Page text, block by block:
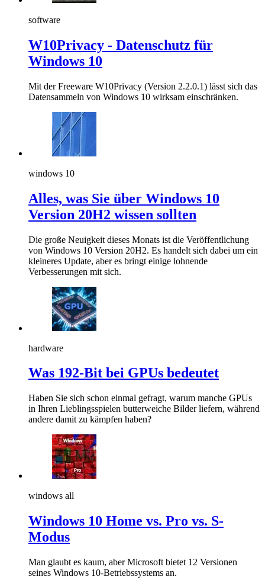
software
W10Privacy - Datenschutz für
Windows 10
Mit der Freeware W10Privacy (Version 2.2.0.1) lässt sich das
Datensammeln von Windows 10 wirksam einschränken.
windows 10
Alles, was Sie über Windows 10
Version 20H2 wissen sollten
Die große Neuigkeit dieses Monats ist die Veröffentlichung
von Windows 10 Version 20H2. Es handelt sich dabei um ein
kleineres Update, aber es bringt einige lohnende
Verbesserungen mit sich.
hardware
Was 192-Bit bei GPUs bedeutet
Haben Sie sich schon einmal gefragt, warum manche GPUs
in Ihren Lieblingsspielen butterweiche Bilder liefern, während
andere damit zu kämpfen haben?
windows all
Windows 10 Home vs. Pro vs. S-
Modus
Man glaubt es kaum, aber Microsoft bietet 12 Versionen
seines Windows 10-Betriebssystems an.